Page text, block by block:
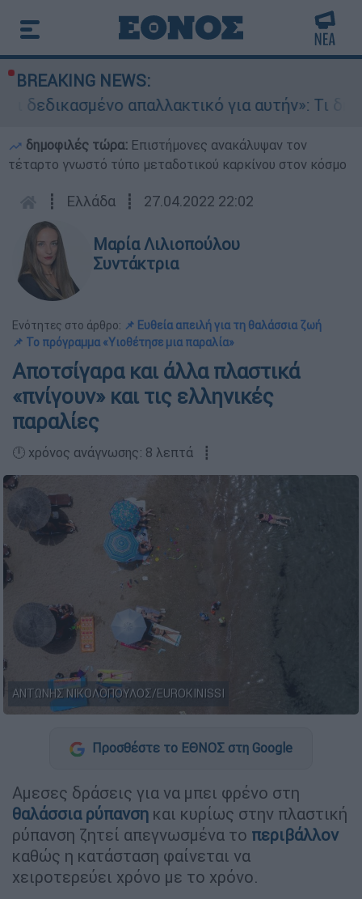
BREAKING NEWS:
απαλλακτικό για αυτήν»: Τι δηλώνει
δημοφιλές τώρα: Επιστήμονες ανακάλυψαν τον
τέταρτο γνωστό τύπο μεταδοτικού καρκίνου στον κόσμο
┋ Ελλάδα ┋ 27.04.2022 22:02
Μαρία Λιλιοπούλου
Συντάκτρια
Ενότητες στο άρθρο: 📌 Ευθεία απειλή για τη θαλάσσια ζωή
📌 Το πρόγραμμα «Υιοθέτησε μια παραλία»
Αποτσίγαρα και άλλα πλαστικά
«πνίγουν» και τις ελληνικές
παραλίες
🕛 χρόνος ανάγνωσης: 8 λεπτά ┋
ΑΝΤΩΝΗΣ ΝΙΚΟΛΟΠΟΥΛΟΣ/EUROKINISSI
Προσθέστε το ΕΘΝΟΣ στη Google
Αμεσες δράσεις για να μπει φρένο στη
θαλάσσια ρύπανση και κυρίως στην πλαστική
ρύπανση ζητεί απεγνωσμένα το περιβάλλον
καθώς η κατάσταση φαίνεται να
χειροτερεύει χρόνο με το χρόνο.